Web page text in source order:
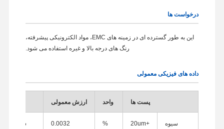
درخواست ها
این به طور گسترده ای در زمینه های EMC، مواد الکترونیکی پیشرفته،
رنگ های درجه بالا و غیره استفاده می شود.
داده های فیزیکی معمولی
پست ها واحد ارزش معمولی
سیوه +20um
%
0.0032 سیب